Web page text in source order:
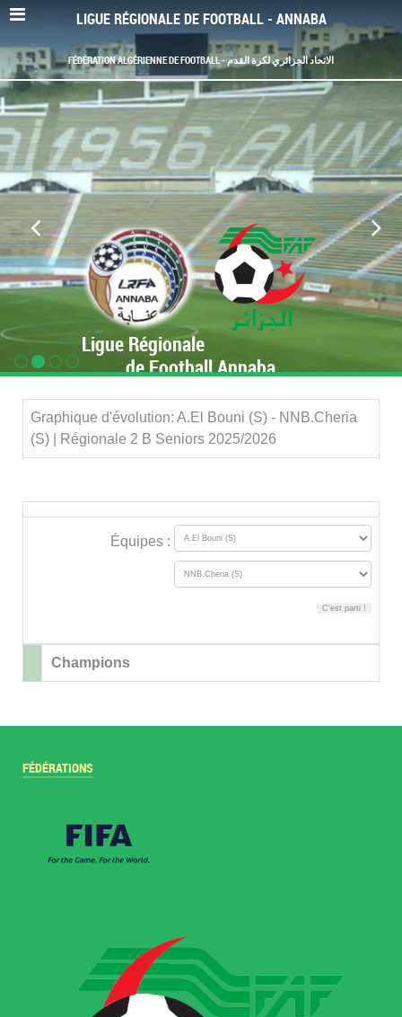
LIGUE RÉGIONALE DE FOOTBALL - ANNABA
FÉDÉRATION ALGÉRIENNE DE FOOTBALL - الاتحاد الجزائري لكرة القدم
Ligue Régionale
de Football Annaba
Graphique d'évolution: A.El Bouni (S) - NNB.Cheria
(S) | Régionale 2 B Seniors 2025/2026
Équipes :
Champions
FÉDÉRATIONS